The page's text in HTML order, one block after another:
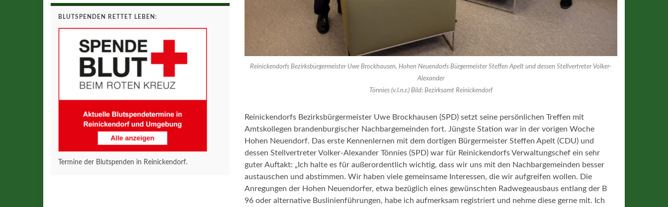
Reinickendorfs Bezirksbürgermeister Uwe Brockhausen, Hohen Neuendorfs Bürgermeister Steffen Apelt und dessen Stellvertreter Volker-
Alexander
Tönnies (v.l.n.r.) Bild: Bezirksamt Reinickendorf
Reinickendorfs Bezirksbürgermeister Uwe Brockhausen (SPD) setzt seine persönlichen Treffen mit
Amtskollegen brandenburgischer Nachbargemeinden fort. Jüngste Station war in der vorigen Woche
Hohen Neuendorf. Das erste Kennenlernen mit dem dortigen Bürgermeister Steffen Apelt (CDU) und
dessen Stellvertreter Volker-Alexander Tönnies (SPD) war für Reinickendorfs Verwaltungschef ein sehr
guter Auftakt: „Ich halte es für außerordentlich wichtig, dass wir uns mit den Nachbargemeinden besser
austauschen und abstimmen. Wir haben viele gemeinsame Interessen, die wir aufgreifen wollen. Die
Anregungen der Hohen Neuendorfer, etwa bezüglich eines gewünschten Radwegeausbaus entlang der B
96 oder alternative Buslinienführungen, habe ich aufmerksam registriert und nehme diese gerne mit. Ich
BLUTSPENDEN RETTET LEBEN:
Termine der Blutspenden in Reinickendorf.